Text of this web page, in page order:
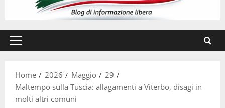
Menu
Home
2026 Maggio
29
Maltempo sulla Tuscia: allagamenti a Viterbo, disagi in
molti altri comuni